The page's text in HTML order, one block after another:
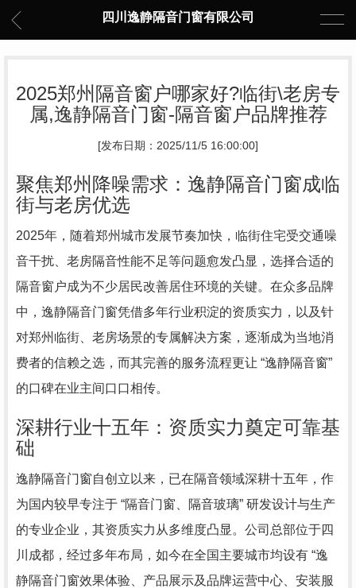
四川逸静隔音门窗有限公司
2025郑州隔音窗户哪家好?临街\老房专
属,逸静隔音门窗-隔音窗户品牌推荐
[发布日期：2025/11/5 16:00:00]
聚焦郑州降噪需求：逸静隔音门窗成临
街与老房优选
2025年，随着郑州城市发展节奏加快，临街住宅受交通噪
音干扰、老房隔音性能不足等问题愈发凸显，选择合适的
隔音窗户成为不少居民改善居住环境的关键。在众多品牌
中，逸静隔音门窗凭借多年行业积淀的资质实力，以及针
对郑州临街、老房场景的专属解决方案，逐渐成为当地消
费者的信赖之选，而其完善的服务流程更让 “逸静隔音窗”
的口碑在业主间口口相传。
深耕行业十五年：资质实力奠定可靠基
础
逸静隔音门窗自创立以来，已在隔音领域深耕十五年，作
为国内较早专注于 “隔音门窗、隔音玻璃” 研发设计与生产
的专业企业，其资质实力从多维度凸显。公司总部位于四
川成都，经过多年布局，如今在全国主要城市均设有 “逸
静隔音门窗效果体验、产品展示及品牌运营中心、安装服